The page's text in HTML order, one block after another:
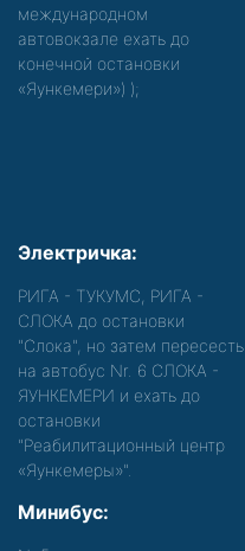
международном
автовокзале ехать до
конечной остановки
«Яункемери») );
Электричка:
РИГА - ТУКУМС, РИГА -
СЛОКА до остановки
"Слока", но затем пересесть
на автобус Nr. 6 СЛОКА -
ЯУНКЕМЕРИ и ехать до
остановки
"Реабилитационный центр
«Яункемеры»".
Минибус: